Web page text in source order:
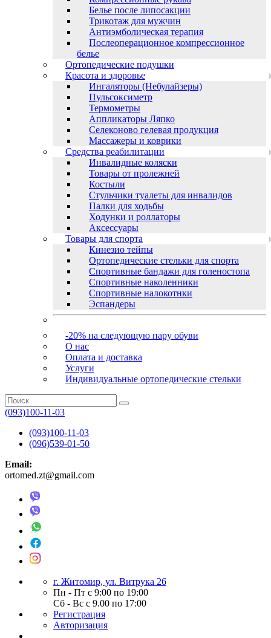
Белье после липосакции
Трикотаж для мужчин
Антиэмболическая терапия
Послеоперационное компрессионное
белье
Ортопедические подушки
Красота и здоровье
Ингаляторы (Небулайзеры)
Пульсоксиметр
Термометры
Аппликаторы Ляпко
Селеконово гелевая продукция
Массажеры и коврики
Средства реабилитации
Инвалидные коляски
Товары от пролежней
Костыли
Стульчики туалеты для инвалидов
Палки для ходьбы
Ходунки и роллаторы
Аксессуары
Товары для спорта
Кинезио тейпы
Ортопедические стельки для спорта
Спортивные бандажи для голеностопа
Спортивные наколенники
Спортивные налокотнки
Эспандеры
-20% на следующую пару обуви
О нас
Оплата и доставка
Услуги
Индивидуальные ортопедические стельки
(093)100-11-03
(093)100-11-03
(096)539-01-50
Email:
ortomed.zt@gmail.com
г. Житомир, ул. Витрука 26
Пн - Пт с 9:00 по 19:00
Сб - Вс с 9.00 по 17:00
Регистрация
Авторизация